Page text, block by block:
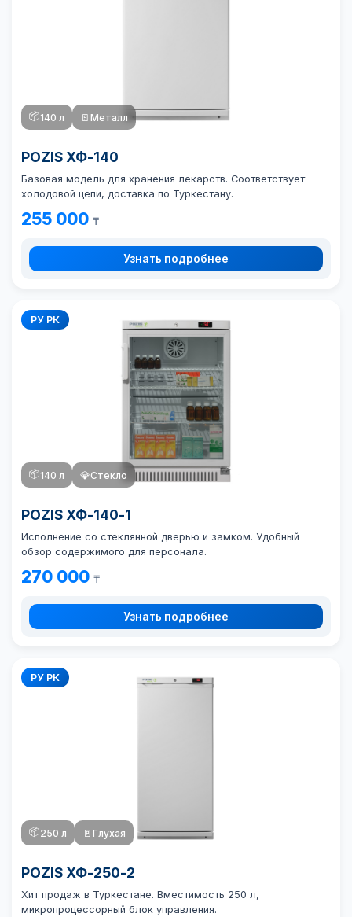
📦140 л 🚪 Металл
POZIS ХФ-140
Базовая модель для хранения лекарств. Соответствует
холодовой цепи, доставка по Туркестану.
255 000 ₸
Узнать подробнее
РУ РК
📦140 л 💎Стекло
POZIS ХФ-140-1
Исполнение со стеклянной дверью и замком. Удобный
обзор содержимого для персонала.
270 000 ₸
Узнать подробнее
РУ РК
📦250 л 🚪 Глухая
POZIS ХФ-250-2
Хит продаж в Туркестане. Вместимость 250 л,
микропроцессорный блок управления.